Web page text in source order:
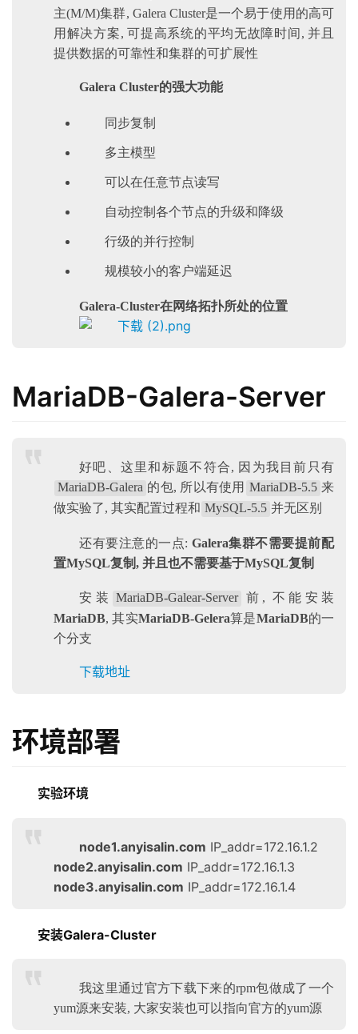
主(M/M)集群, Galera Cluster是一个易于使用的高可
用解决方案, 可提高系统的平均无故障时间, 并且
提供数据的可靠性和集群的可扩展性
Galera Cluster的强大功能
同步复制
多主模型
可以在任意节点读写
自动控制各个节点的升级和降级
行级的并行控制
规模较小的客户端延迟
Galera-Cluster在网络拓扑所处的位置
MariaDB-Galera-Server
好吧、这里和标题不符合, 因为我目前只有
MariaDB-Galera 的包, 所以有使用 MariaDB-5.5 来
做实验了, 其实配置过程和 MySQL-5.5 并无区别
还有要注意的一点: Galera集群不需要提前配
置MySQL复制, 并且也不需要基于MySQL复制
安装 MariaDB-Galear-Server 前, 不能安装
MariaDB, 其实MariaDB-Gelera算是MariaDB的一
个分支
下载地址
环境部署
实验环境
node1.anyisalin.com IP_addr=172.16.1.2
node2.anyisalin.com IP_addr=172.16.1.3
node3.anyisalin.com IP_addr=172.16.1.4
安装Galera-Cluster
我这里通过官方下载下来的rpm包做成了一个
yum源来安装, 大家安装也可以指向官方的yum源